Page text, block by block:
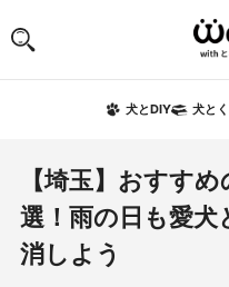
犬とDIY 犬と
【埼玉】おすす
選！雨の日も愛犬
消しよう